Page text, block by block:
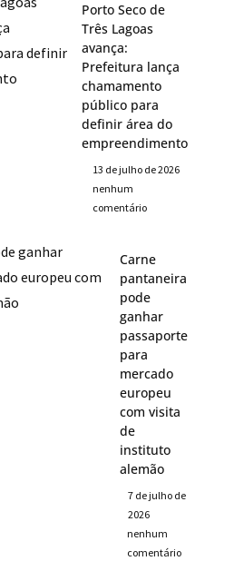
Porto Seco de
Três Lagoas
avança:
Prefeitura lança
chamamento
público para
definir área do
empreendimento
13 de julho de 2026
nenhum
comentário
Carne
pantaneira
pode
ganhar
passaporte
para
mercado
europeu
com visita
de
instituto
alemão
7 de julho de
2026
nenhum
comentário